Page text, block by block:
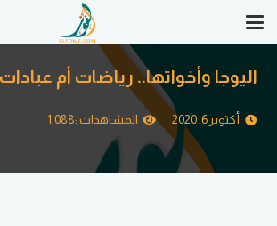
اليوجا وأخواتها.. رياضات أم
أكتوبر 6, 2020 المشاهدات :1,088